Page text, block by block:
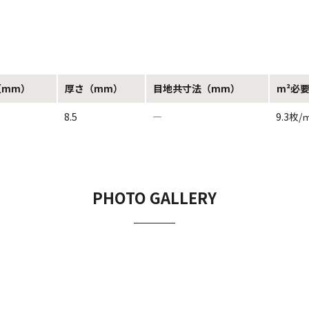
） 厚さ（mm） 目地共寸法（mm） m²必
8.5 ― 9.3枚/
PHOTO GALLERY